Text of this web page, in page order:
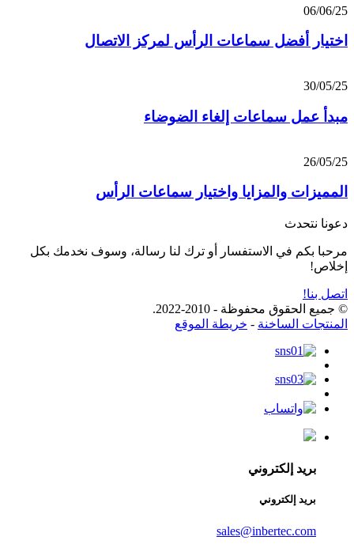
06/06/25
اختيار أفضل سماعات الرأس لمركز الاتصال
30/05/25
مبدأ عمل سماعات إلغاء الضوضاء
26/05/25
المميزات والمزايا واختيار سماعات الرأس
دعونا نتحدث
مرحبا بكم في الاستفسار أو ترك لنا رسالة، وسوف نخدمك بكل
إخلاص!
اتصل بنا!
© جميع الحقوق محفوظة - 2010-2022.
المنتجات الساخنة - خريطة الموقع
بريد إلكتروني
بريد إلكتروني
sales@inbertec.com